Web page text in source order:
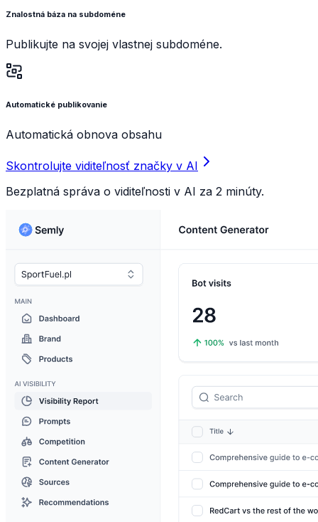
Znalostná báza na subdoméne
Publikujte na svojej vlastnej subdoméne.
Automatické publikovanie
Automatická obnova obsahu
Skontrolujte viditeľnosť značky v AI
Bezplatná správa o viditeľnosti v AI za 2 minúty.